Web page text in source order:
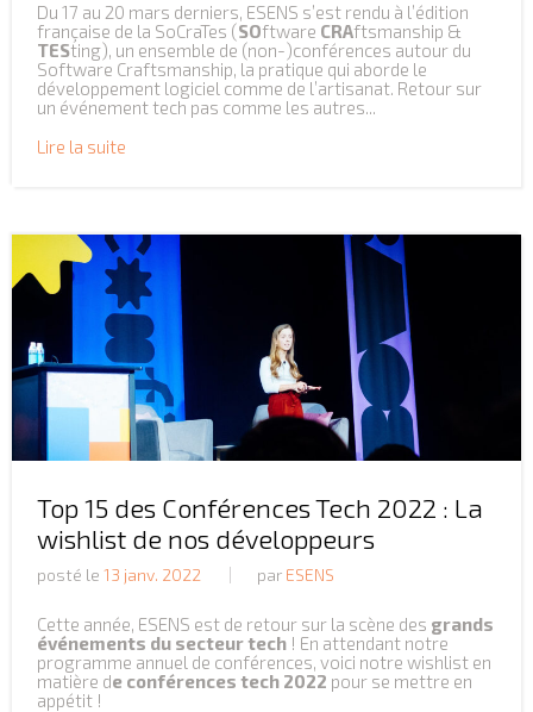
Du 17 au 20 mars derniers, ESENS s’est rendu à l’édition
française de la SoCraTes (SOftware CRAftsmanship &
TESting), un ensemble de (non-)conférences autour du
Software Craftsmanship, la pratique qui aborde le
développement logiciel comme de l’artisanat. Retour sur
un événement tech pas comme les autres...
Lire la suite
Top 15 des Conférences Tech 2022 : La
wishlist de nos développeurs
posté le 13 janv. 2022 par ESENS
Cette année, ESENS est de retour sur la scène des grands
événements du secteur tech ! En attendant notre
programme annuel de conférences, voici notre wishlist en
matière de conférences tech 2022 pour se mettre en
appétit !